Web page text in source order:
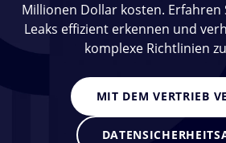
Millionen Dollar kosten. Erfahren
Leaks effizient erkennen und
komplexe Richtlinien
MIT DEM VERTRIEB